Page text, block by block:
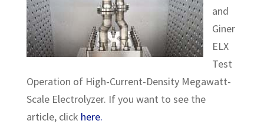
and
Giner
ELX
Test
Operation of High-Current-Density Megawatt-
Scale Electrolyzer. If you want to see the
article, click here.